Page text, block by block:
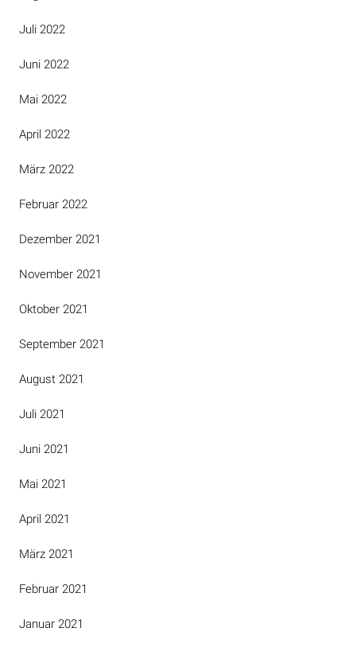
Juli 2022
Juni 2022
Mai 2022
April 2022
März 2022
Februar 2022
Dezember 2021
November 2021
Oktober 2021
September 2021
August 2021
Juli 2021
Juni 2021
Mai 2021
April 2021
März 2021
Februar 2021
Januar 2021